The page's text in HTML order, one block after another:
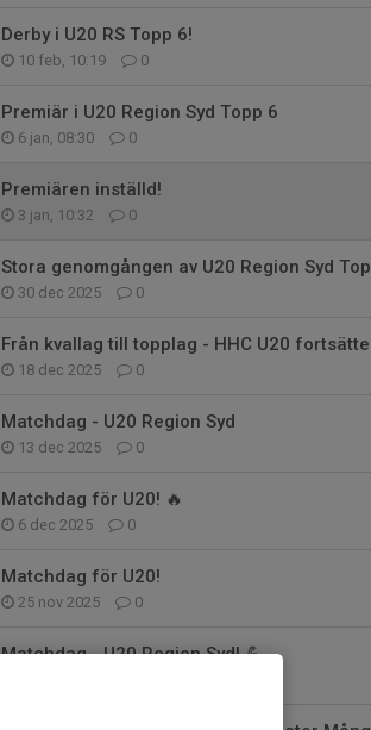
Derby i U20 RS Topp 6!
10 feb, 10:19 0
Premiär i U20 Region Syd Topp 6
6 jan, 08:30 0
Premiären inställd!
3 jan, 10:32 0
Stora genomgången av U20 Region Syd
30 dec 2025 0
Från kvallag till topplag - HHC U20
18 dec 2025 0
Matchdag - U20 Region Syd
13 dec 2025 0
Matchdag för U20! 🔥
6 dec 2025 0
Matchdag för U20!
25 nov 2025 0
Matchdag - U20 Region Syd! 💪